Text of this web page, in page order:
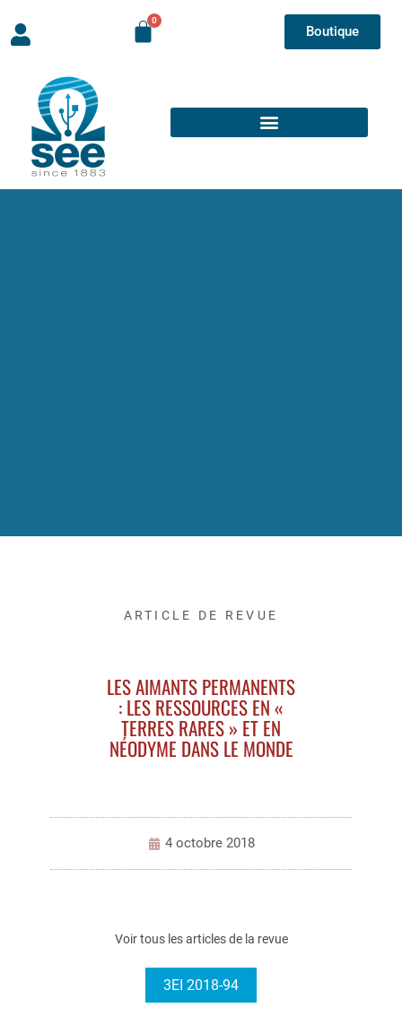
Boutique
ARTICLE DE REVUE
LES AIMANTS PERMANENTS
: LES RESSOURCES EN «
TERRES RARES » ET EN
NÉODYME DANS LE MONDE
4 octobre 2018
Voir tous les articles de la revue
3EI 2018-94